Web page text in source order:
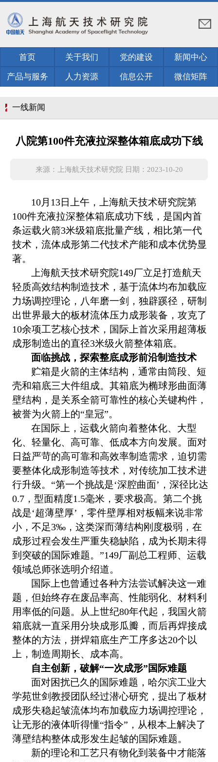
首页 关于我们 党的建设 新闻中心
产品与服务 人力资源 信息公开 微信矩阵
一线新闻
八院第100件充液拉深整体箱底成功下线
来源：上海航天技术研究院 日期：2023-10-20
10月 13日上午，上海航天技术研究院第
100件充液拉深整体箱底成功下线，是国内首
条运载火箭3米级箱底批量产线，相比第一代
技术，流体成形第二代技术产能和成本优势显
著。
上海航天技术研究院149厂立足打造航天
轻质高效结构制造技术，基于流体均布加载应
力场调控理论，八年磨一剑，独辟蹊径，研制
出世界最大的板材流体压力成形装备，攻克了
10余项工艺核心技术，国际上首次采用超薄板
成形制造出的直径3米级火箭整体箱底。
面临挑战， 探索整底成形前沿制造技术
贮箱是火箭的主体结构，通常由筒段、短
壳和箱底三大件组成。其箱底为椭球形曲面薄
壁结构，是关系全箭可靠性的核心关键构件，
被誉为火箭上的“皇冠”。
在国际上，运载火箭向着整体化、大型
化、轻量化、高可靠、低成本方向发展。面对
日益严苛的高可靠和高效率制造需求，迫切需
要整体化成形制造等技术，对传统加工技术进
行升级。“第一个挑战是‘深腔曲面’，深径比达
0.7，型面精度1.5毫米，要求极高。第二个挑
战是‘超薄壁厚’，零件壁厚相对板幅来说非常
小，不足3‰，这类深而薄结构刚度极弱，在
成形过程会发生严重失稳缺陷，成为长期未得
到突破的国际难题。”149厂副总工程师、运载
领域总师张选明介绍道。
国际上也曾通过各种方法尝试解决这一难
题，但始终存在废品率高、性能弱化、材料利
用率低的问题。从上世纪80年代起，我国火箭
箱底就一直采用分块成形瓜瓣，而后再焊接成
整体的方法，拼焊箱底生产工序多达20个以
上，制造周期长、成本高。
自主创新， 破解“一次成形”国际难题
面对困扰已久的国际难题，哈尔滨工业大
学苑世剑教授团队经过潜心研究，提出了板材
成形失稳起皱流体均布加载应力场调控理论，
让无形的液体听得懂“指令”，从根本上解决了
薄壁结构整体成形发生起皱的国际难题。
新的理论和工艺只有物化到装备中才能落